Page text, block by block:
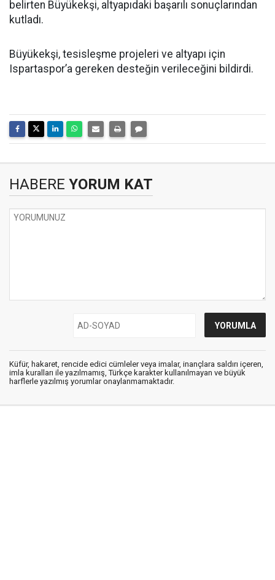
belirten Büyükekşi, altyapıdaki başarılı sonuçlarından
kutladı.
Büyükekşi, tesisleşme projeleri ve altyapı için
Ispartaspor’a gereken desteğin verileceğini bildirdi.
HABERE YORUM KAT
Küfür, hakaret, rencide edici cümleler veya imalar, inançlara saldırı içeren,
imla kuralları ile yazılmamış, Türkçe karakter kullanılmayan ve büyük
harflerle yazılmış yorumlar onaylanmamaktadır.